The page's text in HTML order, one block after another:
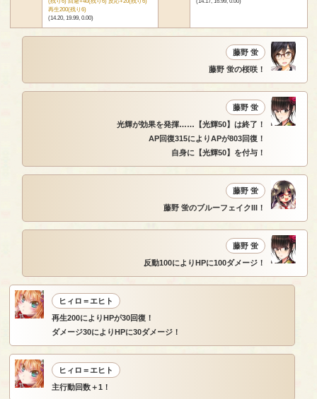
再生200(残り6)
(14.20, 19.99, 0.00)
藤野 蛍
藤野 蛍の桜咲！
藤野 蛍
光輝が効果を発揮……【光輝50】は終了！
AP回復315によりAPが803回復！
自身に【光輝50】を付与！
藤野 蛍
藤野 蛍のブルーフェイクIII！
藤野 蛍
反動100によりHPに100ダメージ！
ヒィロ＝エヒト
再生200によりHPが30回復！
ダメージ30によりHPに30ダメージ！
ヒィロ＝エヒト
主行動回数＋1！